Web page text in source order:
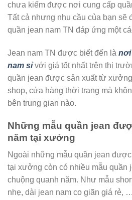
chưa kiếm được nơi cung cấp
Tất cả nhưng nhu cầu của bạn
quần jean nam TN đáp ứng một
Jean nam TN được biết đến là nơi
nam sỉvới giá tốt nhất trên thị
quần jean được sản xuất từ
shop, cửa hàng thời trang mà
bên trung gian nào.
Những mẫu quần jean
năm tại xưởng
Ngoài những mẫu quần jean
tại xưởng còn có nhiều mẫu quần
chuộng quanh năm. Như mẫu
nhẹ, dài jean nam co giãn giá rẻ, …